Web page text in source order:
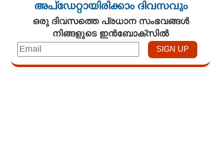
അപ്ഡേറ്റായിരിക്കാം ദിവസവും
ഒരു ദിവസത്തെ പ്രധാന സംഭവങ്ങൾ
നിങ്ങളുടെ ഇൻബോക്സിൽ